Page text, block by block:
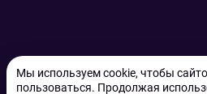
Мы используем cookie, чтобы
пользоваться. Продолжая